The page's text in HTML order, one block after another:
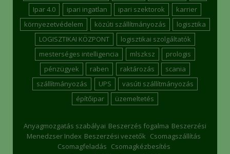
Ipar 4.0
ipari ingatlan ipari szektorok
karrier
környezetvédelem
közúti szállítmányozás
logisztika
LOGISZTIKAI KÖZPONT
logisztikai szolgáltatók
mesterséges intelligencia
mlszksz
prologis
pénzügyek
raben raktározás
scania
szállítmányozás
UPS
vasúti szállítmányozás
építőipar
üzemeltetés
Anyagmozgatás szabályai Beszerzés fogalma Beszerzési
Menedzser Index Beszerzési vezetők Csomagszállítás
Csomagfeladás Csomagkézbesítés